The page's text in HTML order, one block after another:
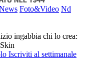
Foto&Video Nd
ingabbia chi lo crea:
Iscriviti al settimanale